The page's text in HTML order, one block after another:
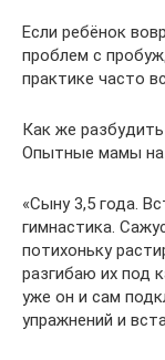
Если ребёнок
проблем с
практике часто
Как же
Опытные мамы на
«Сыну 3,5 года.
гимнастика.
потихоньку
разгибаю их под
уже он и сам
упражнений и